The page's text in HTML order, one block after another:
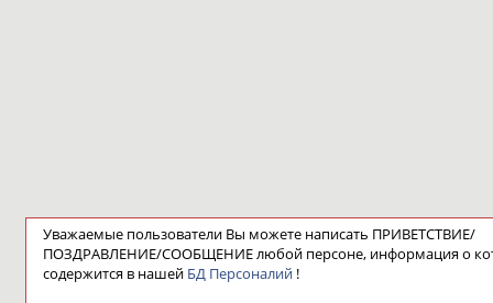
Уважаемые пользователи Вы можете написать ПРИВЕТСТВИЕ/
ПОЗДРАВЛЕНИЕ/СООБЩЕНИЕ любой персоне, информация о
содержится в нашей БД Персоналий !